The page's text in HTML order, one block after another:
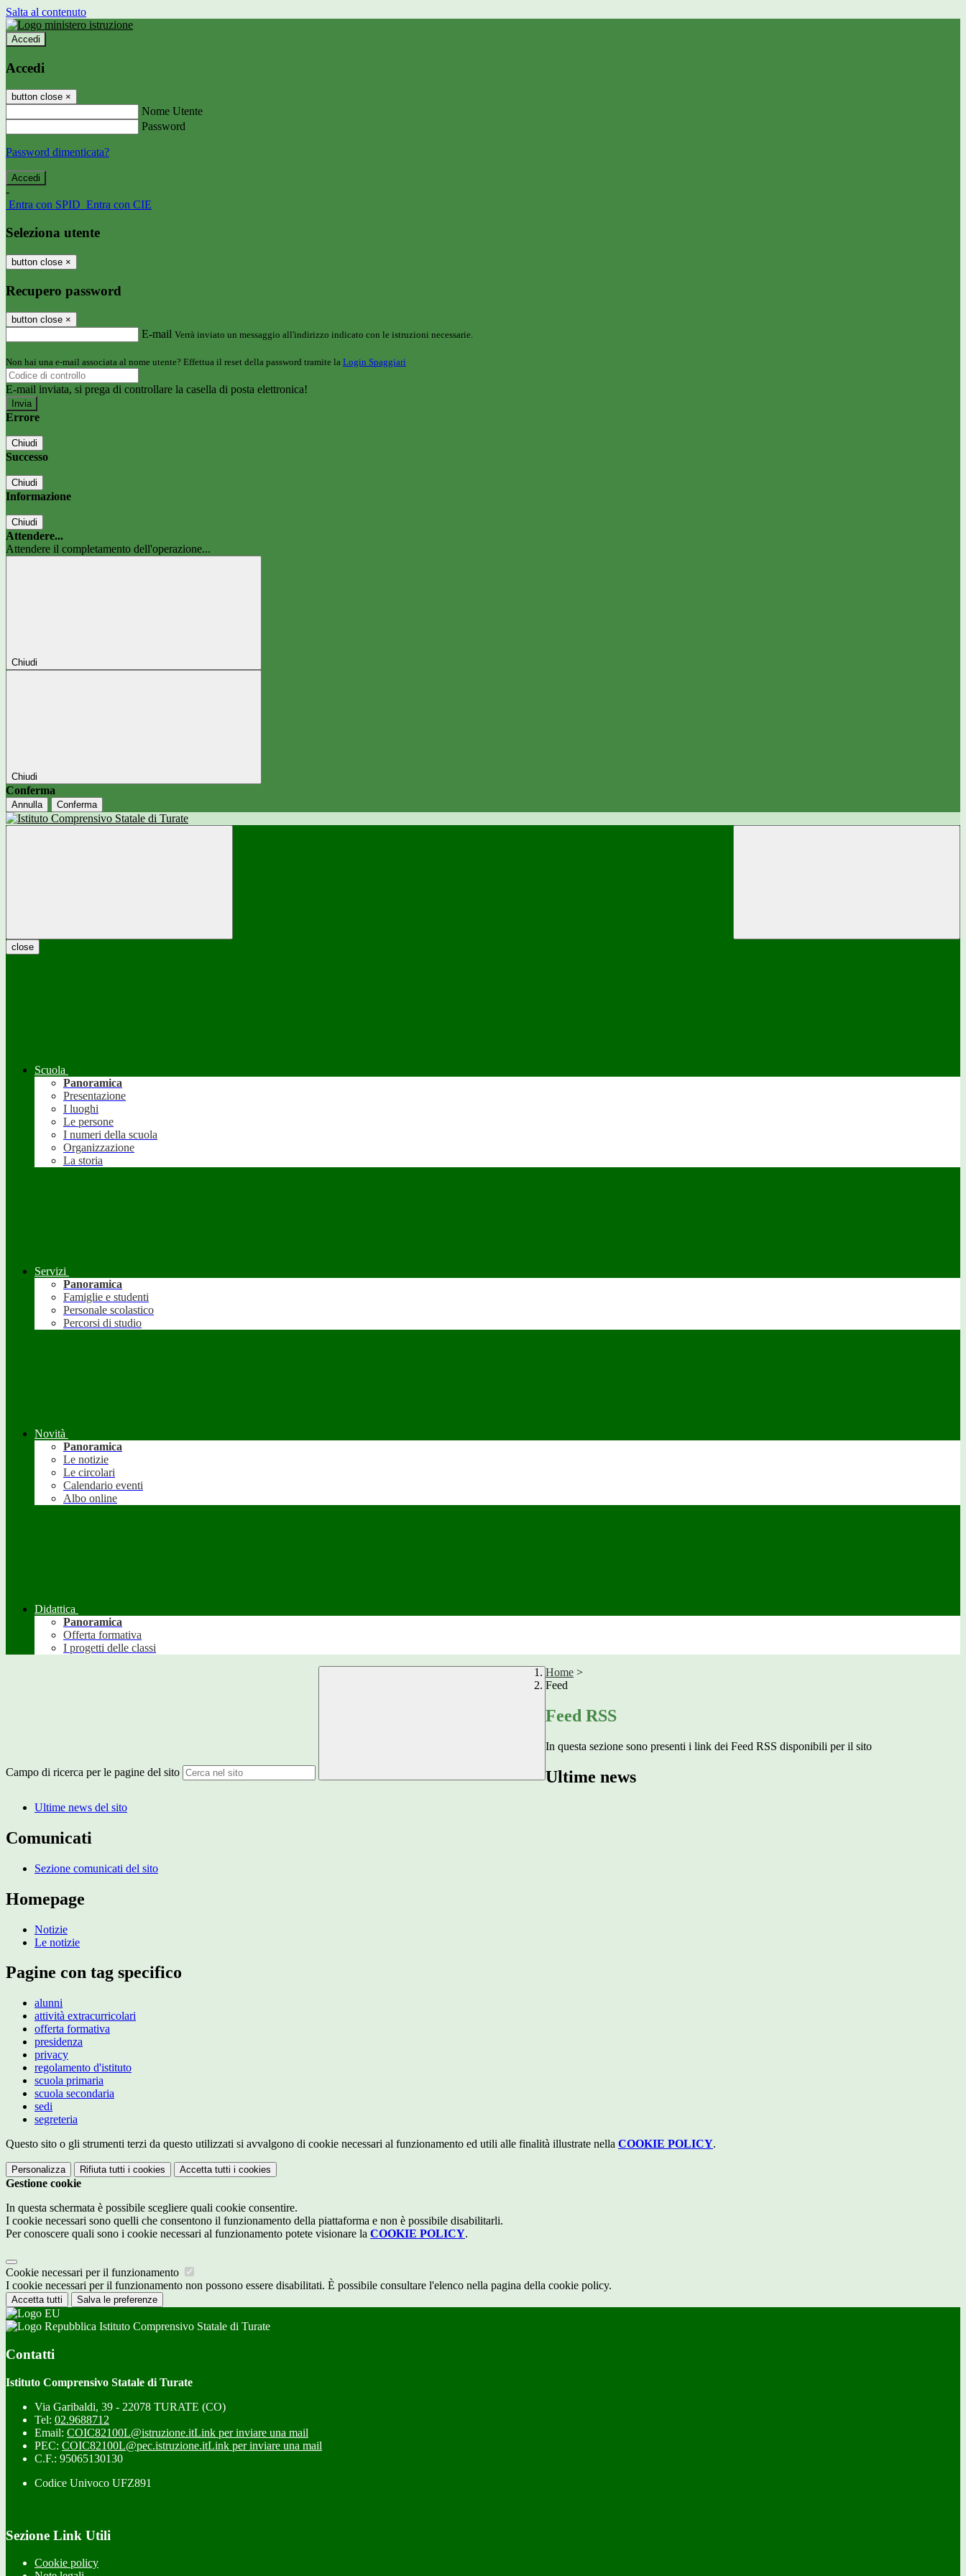
Salta al contenuto
Accedi
Accedi
button close ×
Nome Utente
Password
Password dimenticata?
-
Entra con SPID Entra con CIE
Seleziona utente
button close ×
Recupero password
button close ×
E-mail Verrà inviato un messaggio all'indirizzo indicato con le istruzioni necessarie.
Non hai una e-mail associata al nome utente? Effettua il reset della password tramite la Login Spaggiari
E-mail inviata, si prega di controllare la casella di posta elettronica!
Errore
Chiudi
Successo
Chiudi
Informazione
Chiudi
Attendere...
Attendere il completamento dell'operazione...
Chiudi
Chiudi
Conferma
Annulla Conferma
close
Scuola
Panoramica
Presentazione
I luoghi
Le persone
I numeri della scuola
Organizzazione
La storia
Servizi
Panoramica
Famiglie e studenti
Personale scolastico
Percorsi di studio
Novità
Panoramica
Le notizie
Le circolari
Calendario eventi
Albo online
Didattica
Panoramica
Offerta formativa
I progetti delle classi
Campo di ricerca per le pagine del sito
Home >
Feed
Feed RSS
In questa sezione sono presenti i link dei Feed RSS disponibili per il sito
Ultime news
Ultime news del sito
Comunicati
Sezione comunicati del sito
Homepage
Notizie
Le notizie
Pagine con tag specifico
alunni
attività extracurricolari
offerta formativa
presidenza
privacy
regolamento d'istituto
scuola primaria
scuola secondaria
sedi
segreteria
Questo sito o gli strumenti terzi da questo utilizzati si avvalgono di cookie necessari al funzionamento ed utili alle finalità illustrate nella COOKIE POLICY.
Personalizza Rifiuta tutti i cookies Accetta tutti i cookies
Gestione cookie
In questa schermata è possibile scegliere quali cookie consentire.
I cookie necessari sono quelli che consentono il funzionamento della piattaforma e non è possibile disabilitarli.
Per conoscere quali sono i cookie necessari al funzionamento potete visionare la COOKIE POLICY.
Cookie necessari per il funzionamento
I cookie necessari per il funzionamento non possono essere disabilitati. È possibile consultare l'elenco nella pagina della cookie policy.
Accetta tutti Salva le preferenze
Istituto Comprensivo Statale di Turate
Contatti
Istituto Comprensivo Statale di Turate
Via Garibaldi, 39 - 22078 TURATE (CO)
Tel: 02.9688712
Email: COIC82100L@istruzione.itLink per inviare una mail
PEC: COIC82100L@pec.istruzione.itLink per inviare una mail
C.F.: 95065130130
Codice Univoco UFZ891
Sezione Link Utili
Cookie policy